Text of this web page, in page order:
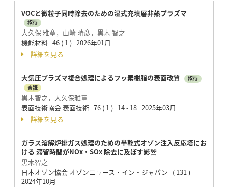
VOCと微粒子同時除去のための湿式充填層非熱プラズマ
招待
大久保 雅章，山崎 晴彦，黒木 智之
機能材料 46 ( 1 ) 2026年01月
詳細を見る
大気圧プラズマ複合処理によるフッ素樹脂の表面改質
招待
査読
黒木智之，大久保雅章
表面技術協会 表面技術 76 ( 1 ) 14 - 18 2025年03月
詳細を見る
ガラス溶解炉排ガス処理のための半乾式オゾン注入反応塔にお
ける 滞留時間がNOx・SOx 除去に及ぼす影響
黒木智之
日本オゾン協会 オゾンニュース・イン・ジャパン ( 131 )
2024年10月